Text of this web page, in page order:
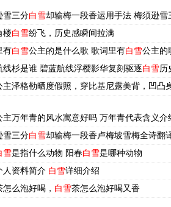
雪三分白雪却输梅一段香运用手法 梅须逊雪
楼白雪纷飞，历史感瞬间拉满
有白雪公主的是什么歌 歌词里有白雪公主的
线杉是谁 碧蓝航线浮樱影华复刻驱逐白雪历
主泽格勒晒度假照，穿比基尼露美背，凹凸
主万年青的风水寓意好吗 万年青代表含义介
雪三分白雪却输梅一段香卢梅坡雪梅全诗翻
雪是指什么动物 阳春白雪是哪种动物
人资料简介 白雪详细介绍
怎么泡好喝， 白雪茶怎么泡好喝又香